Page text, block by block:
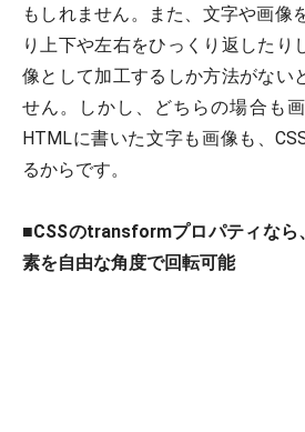
もしれません。また、文字や画像
り上下や左右をひっくり返したり
像として加工するしか方法がない
せん。しかし、どちらの場合も
HTMLに書いた文字も画像も、
るからです。
■CSSのtransformプロパティなら
素を自由な角度で回転可能